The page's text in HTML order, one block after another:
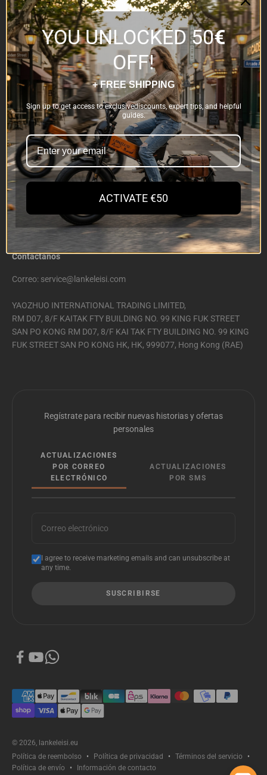
Accesorios
LANKELEISI
Acerca de nosotros
Contáctanos
Blog
Programa de Afiliados
Política de privacidad
Política de cookies
Embajador de Paseos
Contáctanos
Correo: service@lankeleisi.com
YAOZHUO INTERNATIONAL TRADING LIMITED,
RM D07, 8/F KAITAK FTY BUILDING NO. 99 KING FUK STREET
SAN PO KONG RM D07, 8/F KAI TAK FTY BUILDING NO. 99 KING
FUK STREET SAN PO KONG HK, HK, 999077, Hong Kong (RAE)
Regístrate para recibir nuevas historias y ofertas
personales
ACTUALIZACIONES
POR CORREO
ELECTRÓNICO
ACTUALIZACIONES
POR SMS
Correo electrónico
I agree to receive marketing emails and can unsubscribe at
any time.
SUSCRIBIRSE
© 2026, lankeleisi.eu
Política de reembolso
Política de privacidad
Términos del servicio
Política de envío
Información de contacto
YOU UNLOCKED 50€
OFF!
+ FREE SHIPPING
Sign up to get access to exclusivediscounts, expert tips, and helpful
guides.
ACTIVATE €50